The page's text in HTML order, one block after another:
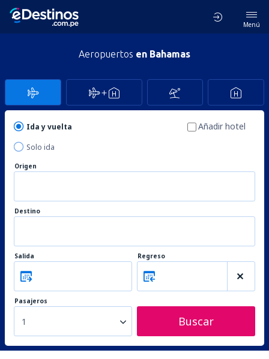
Menú
Aeropuertos en Bahamas
Ida y vuelta
Solo ida
Añadir hotel
Origen
Destino
Salida Regreso
Pasajeros
1 Buscar